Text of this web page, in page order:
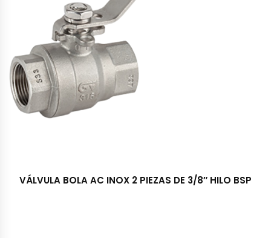
VÁLVULA BOLA AC INOX 2 PIEZAS DE 3/8″ HILO BSP